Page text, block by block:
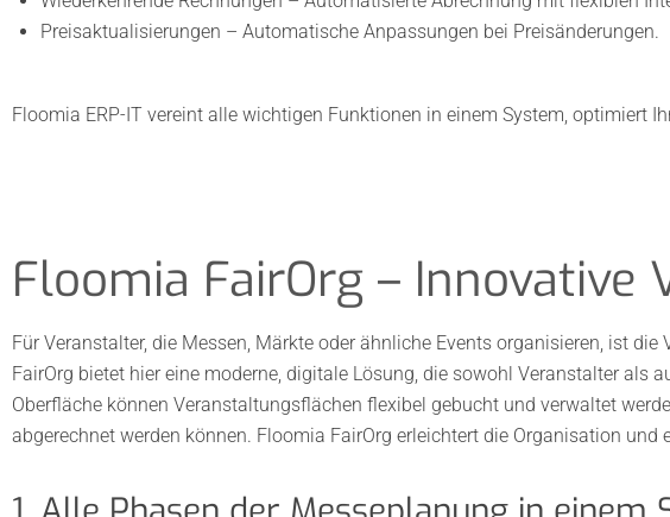
Preisaktualisierungen – Automatische Anpassungen bei Preisänderungen.
Floomia ERP-IT vereint alle wichtigen Funktionen in einem System, optimiert
Floomia FairOrg –
Für Veranstalter, die Messen, Märkte oder ähnliche Events organisieren, ist
FairOrg bietet hier eine moderne, digitale Lösung, die sowohl Veranstalter als
Oberfläche können Veranstaltungsflächen flexibel gebucht und verwaltet
abgerechnet werden können. Floomia FairOrg erleichtert die Organisation